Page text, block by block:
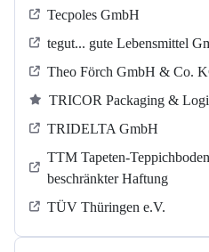
Tecpoles GmbH
tegut... gute Lebensmittel
Theo Förch GmbH & Co.
TRICOR Packaging &
TRIDELTA GmbH
TTM Tapeten-
beschränkter Haftung
TÜV Thüringen e.V.